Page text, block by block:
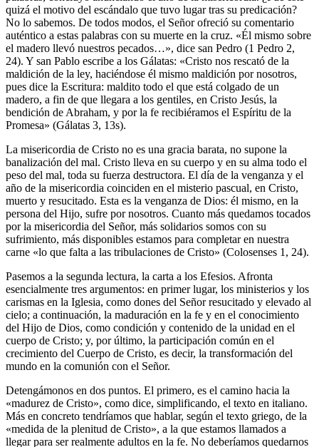
quizá el motivo del escándalo que tuvo lugar tras su predicación?
No lo sabemos. De todos modos, el Señor ofreció su comentario
auténtico a estas palabras con su muerte en la cruz. «Él mismo sobre
el madero llevó nuestros pecados…», dice san Pedro (1 Pedro 2,
24). Y san Pablo escribe a los Gálatas: «Cristo nos rescató de la
maldición de la ley, haciéndose él mismo maldición por nosotros,
pues dice la Escritura: maldito todo el que está colgado de un
madero, a fin de que llegara a los gentiles, en Cristo Jesús, la
bendición de Abraham, y por la fe recibiéramos el Espíritu de la
Promesa» (Gálatas 3, 13s).
La misericordia de Cristo no es una gracia barata, no supone la
banalización del mal. Cristo lleva en su cuerpo y en su alma todo el
peso del mal, toda su fuerza destructora. El día de la venganza y el
año de la misericordia coinciden en el misterio pascual, en Cristo,
muerto y resucitado. Esta es la venganza de Dios: él mismo, en la
persona del Hijo, sufre por nosotros. Cuanto más quedamos tocados
por la misericordia del Señor, más solidarios somos con su
sufrimiento, más disponibles estamos para completar en nuestra
carne «lo que falta a las tribulaciones de Cristo» (Colosenses 1, 24).
Pasemos a la segunda lectura, la carta a los Efesios. Afronta
esencialmente tres argumentos: en primer lugar, los ministerios y los
carismas en la Iglesia, como dones del Señor resucitado y elevado al
cielo; a continuación, la maduración en la fe y en el conocimiento
del Hijo de Dios, como condición y contenido de la unidad en el
cuerpo de Cristo; y, por último, la participación común en el
crecimiento del Cuerpo de Cristo, es decir, la transformación del
mundo en la comunión con el Señor.
Detengámonos en dos puntos. El primero, es el camino hacia la
«madurez de Cristo», como dice, simplificando, el texto en italiano.
Más en concreto tendríamos que hablar, según el texto griego, de la
«medida de la plenitud de Cristo», a la que estamos llamados a
llegar para ser realmente adultos en la fe. No deberíamos quedarnos